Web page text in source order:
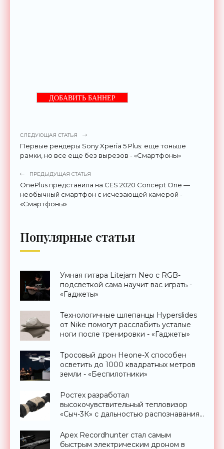
ДОБАВИТЬ БАННЕР
СЛЕДУЮЩАЯ СТАТЬЯ
Первые рендеры Sony Xperia 5 Plus: еще тоньше
рамки, но все еще без вырезов - «Смартфоны»
ПРЕДЫДУЩАЯ СТАТЬЯ
OnePlus представила на CES 2020 Concept One —
необычный смартфон с исчезающей камерой -
«Смартфоны»
Популярные статьи
Умная гитара Litejam Neo с RGB-
подсветкой сама научит вас играть -
«Гаджеты»
Технологичные шлепанцы Hyperslides
от Nike помогут расслабить усталые
ноги после тренировки - «Гаджеты»
Тросовый дрон Heone-X способен
осветить до 1000 квадратных метров
земли - «Беспилотники»
Ростех разработал
высокочувствительный тепловизор
«Сыч-3К» с дальностью распознавания
Apex Recordhunter стал самым
быстрым электрическим дроном в